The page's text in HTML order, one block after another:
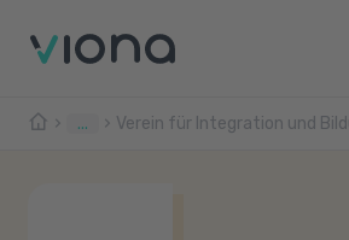
... Verein für Integration und